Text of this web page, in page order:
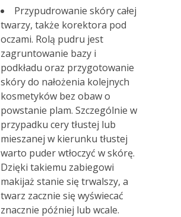
Przypudrowanie skóry całej
twarzy, także korektora pod
oczami. Rolą pudru jest
zagruntowanie bazy i
podkładu oraz przygotowanie
skóry do nałożenia kolejnych
kosmetyków bez obaw o
powstanie plam. Szczególnie w
przypadku cery tłustej lub
mieszanej w kierunku tłustej
warto puder wtłoczyć w skórę.
Dzięki takiemu zabiegowi
makijaż stanie się trwalszy, a
twarz zacznie się wyświecać
znacznie później lub wcale.